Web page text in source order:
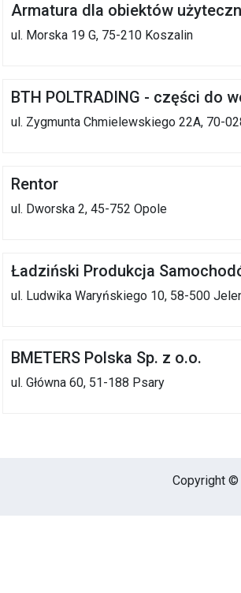
Armatura dla obiektów
ul. Morska 19 G, 75-210 Koszalin
BTH POLTRADING - części do
ul. Zygmunta Chmielewskiego 22A, 70-
Rentor
ul. Dworska 2, 45-752 Opole
Ładziński Produkcja
ul. Ludwika Waryńskiego 10, 58-500
BMETERS Polska Sp. z o.o.
ul. Główna 60, 51-188 Psary
Copyright ©